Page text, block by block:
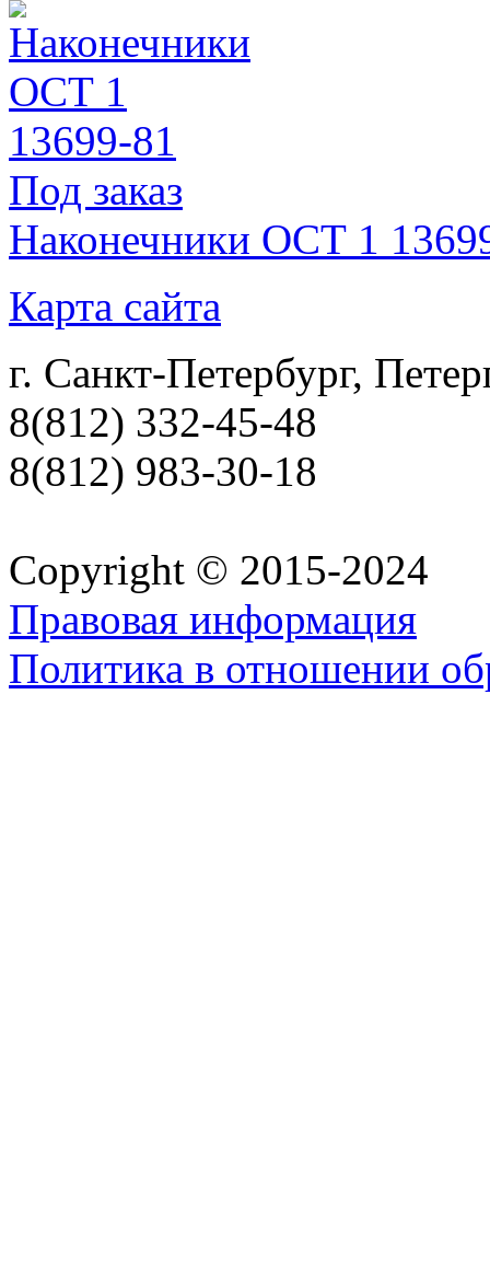
Под заказ
Наконечники ОСТ 1
Карта сайта
г. Санкт-Петербург,
8(812) 332-45-48
8(812) 983-30-18
Copyright © 2015-2024
Правовая информация
Политика в отношении